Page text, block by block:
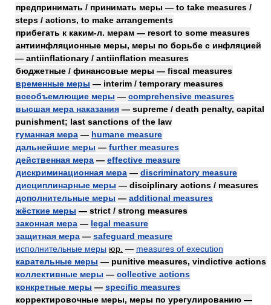
предпринимать / принимать меры — to take measures /
steps / actions, to make arrangements
прибегать к каким-л. мерам — resort to some measures
антиинфляционные меры, меры по борьбе с инфляцией
— antiinflationary / antiinflation measures
бюджетные / финансовые меры — fiscal measures
временные меры — interim / temporary measures
всеобъемлющие меры — comprehensive measures
высшая мера наказания — supreme / death penalty, capital
punishment; last sanctions of the law
гуманная мера — humane measure
дальнейшие меры — further measures
действенная мера — effective measure
дискриминационная мера — discriminatory measure
дисциплинарные меры — disciplinary actions / measures
дополнительные меры — additional measures
жёсткие меры — strict / strong measures
законная мера — legal measure
защитная мера — safeguard measure
исполнительные меры юр. — measures of execution
карательные меры — punitive measures, vindictive actions
коллективные меры — collective actions
конкретные меры — specific measures
корректировочные меры, меры по урегулированию —